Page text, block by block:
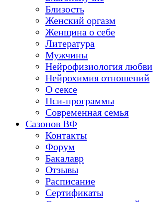
Близость
Женский оргазм
Женщина о себе
Литература
Мужчины
Нейрофизиология любви
Нейрохимия отношений
О сексе
Пси-программы
Современная семья
Сазонов ВФ
Контакты
Форум
Бакалавр
Отзывы
Расписание
Сертификаты